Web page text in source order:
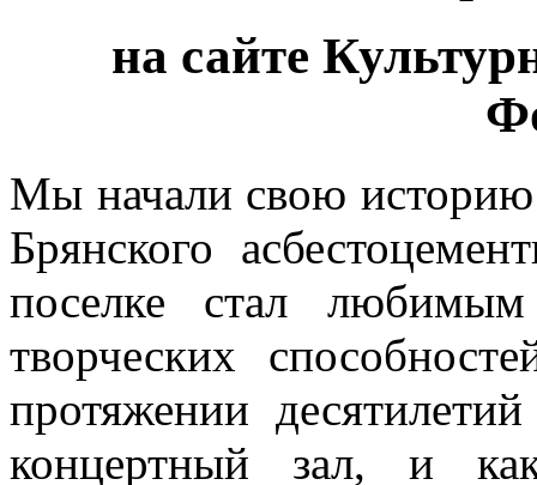
на сайте
Мы начали свою историю
Брянского
поселке стал
творческих
протяжении
концертный зал, и